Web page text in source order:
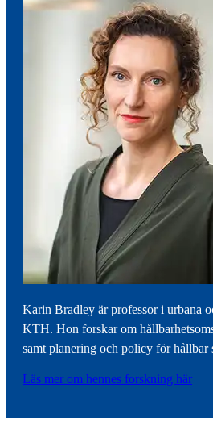
Karin Bradley är professor i urbana
KTH. Hon forskar om
samt planering och policy för hållbar
Läs mer om hennes forskning här